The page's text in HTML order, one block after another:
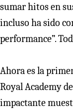
sumar hitos en
incluso ha sido
performance”.
Ahora es la
Royal Academy
impactante